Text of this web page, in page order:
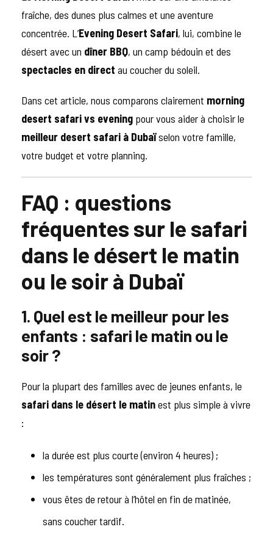
fraîche, des dunes plus calmes et une aventure
concentrée. L’Evening Desert Safari, lui, combine le
désert avec un dîner BBQ, un camp bédouin et des
spectacles en direct au coucher du soleil.
Dans cet article, nous comparons clairement morning
desert safari vs evening pour vous aider à choisir le
meilleur desert safari à Dubaïselon votre famille,
votre budget et votre planning.
FAQ : questions
fréquentes sur le safari
dans le désert le matin
ou le soir à Dubaï
1. Quel est le meilleur pour les
enfants : safari le matin ou le
soir ?
Pour la plupart des familles avec de jeunes enfants, le
safari dans le désert le matinest plus simple à vivre
:
la durée est plus courte (environ 4 heures) ;
les températures sont généralement plus fraîches ;
vous êtes de retour à l’hôtel en fin de matinée,
sans coucher tardif.